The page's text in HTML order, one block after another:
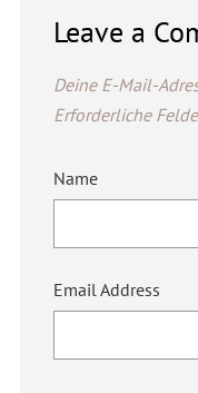
Leave a
Deine E-Mail-
Erforderliche
Name
Email Address